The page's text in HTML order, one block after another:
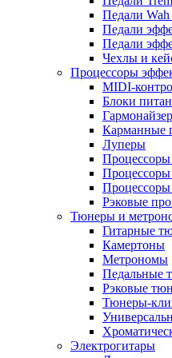
Педали
Педали
Педали
Чехлы и
Процессоры
MIDI-
Блоки
Карманные
Луперы
Процессоры
Процессоры
Процессоры
Рэковые
Тюнеры и
Гитарные
Камертоны
Метрономы
Педальные
Рэковые
Тюнеры-
Электрогитары